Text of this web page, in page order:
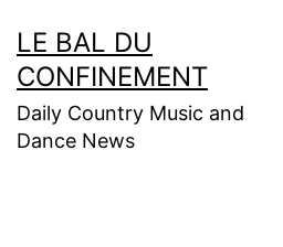
au
contenu
LE BAL DU
CONFINEMENT
Daily Country Music and
Dance News